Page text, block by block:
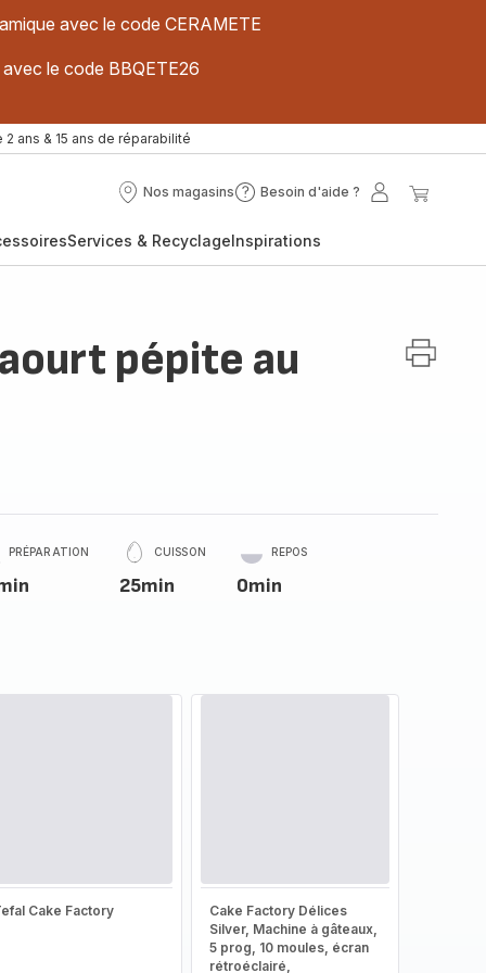
avec le code CERAMETE
le code BBQETE26
2 ans & 15 ans de réparabilité
Nos magasins
Nos
Besoin d'aide ?
Besoin
?
Mon
Services & RecyclageInspirations
pépite au
PRÉPARATION CUISSON
25min
REPOS
0min
Cake Factory
Cake Factory Délices
Silver, Machine à gâteaux,
5 prog, 10 moules, écran
rétroéclairé,